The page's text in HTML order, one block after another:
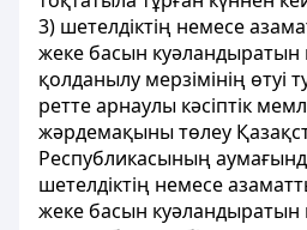
3) шетелдіктің немесе
жеке басын куәландыратын
қолданылу мерзімінің өтуі
ретте арнаулы кәсіптік
жәрдемақыны төлеу
Республикасының
шетелдіктің немесе
жеке басын куәландыратын